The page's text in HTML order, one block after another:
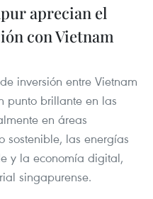
aprecian el
con Vietnam
inversión entre Vietnam
punto brillante en las
en áreas
sostenible, las energías
y la economía digital,
singapurense.